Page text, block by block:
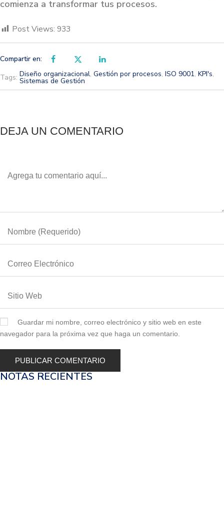
comienza a transformar tus procesos.
Post Views: 933
Compartir en:
Tags: Diseño organizacional, Gestión por procesos, ISO 9001, KPI's,
Sistemas de Gestión
DEJA UN COMENTARIO
Guardar mi nombre, correo electrónico y sitio web en este
navegador para la próxima vez que haga un comentario.
NOTAS RECIENTES